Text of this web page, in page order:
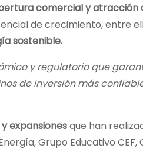
comercial y atracción
de crecimiento, entre
sostenible.
y regulatorio que
de inversión más
expansionesque han
Grupo Educativo CEF,